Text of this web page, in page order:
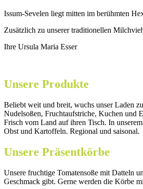
Issum-Sevelen liegt mitten im berühmten
Zusätzlich zu unserer traditionellen
Ihre Ursula Maria Esser
Unsere Produkte
Beliebt weit und breit, wuchs unser Laden
Nudelsoßen, Fruchtaufstriche, Kuchen und
Frisch vom Land auf ihren Tisch. In
Obst und Kartoffeln. Regional und saisonal.
Unsere Präsentkörbe
Unsere fruchtige Tomatensoße mit Datteln
Geschmack gibt. Gerne werden die Körbe